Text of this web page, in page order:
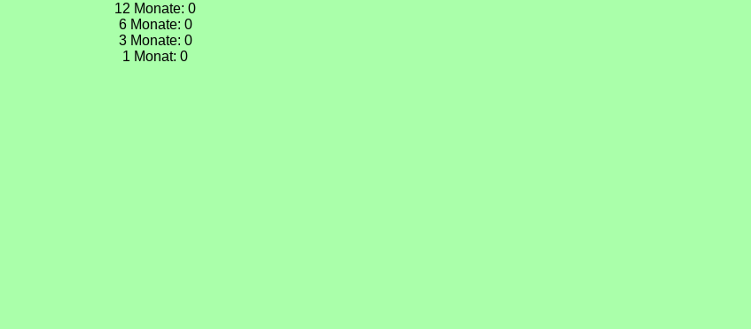
12 Monate: 0
6 Monate: 0
3 Monate: 0
1 Monat: 0